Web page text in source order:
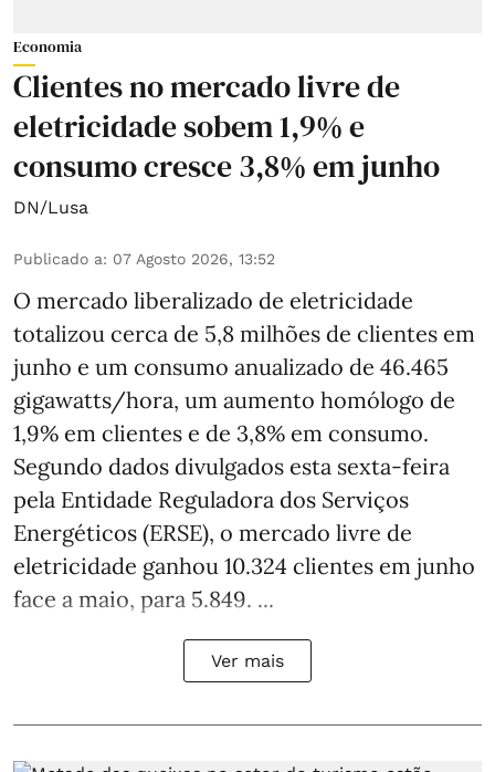
Economia
Clientes no mercado livre de
eletricidade sobem 1,9% e
consumo cresce 3,8% em junho
DN/Lusa
Publicado a: 07 Agosto 2026, 13:52
O mercado liberalizado de eletricidade
totalizou cerca de 5,8 milhões de clientes em
junho e um consumo anualizado de 46.465
gigawatts/hora, um aumento homólogo de
1,9% em clientes e de 3,8% em consumo.
Segundo dados divulgados esta sexta-feira
pela Entidade Reguladora dos Serviços
Energéticos (ERSE), o mercado livre de
eletricidade ganhou 10.324 clientes em junho
face a maio, para 5.849. ...
Ver mais